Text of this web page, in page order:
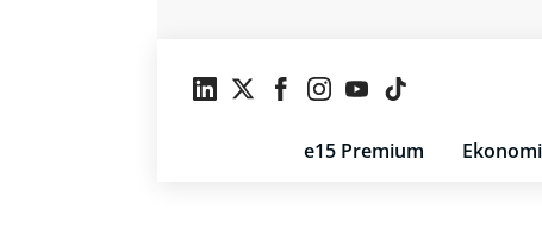
e15 Premium